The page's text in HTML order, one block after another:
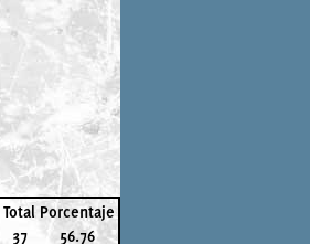
Total Porcentaje
37
56.76